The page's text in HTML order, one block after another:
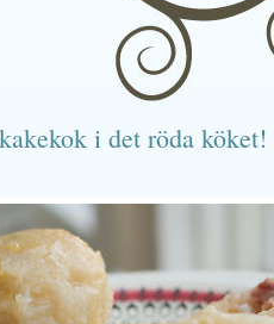
i det röda köket!